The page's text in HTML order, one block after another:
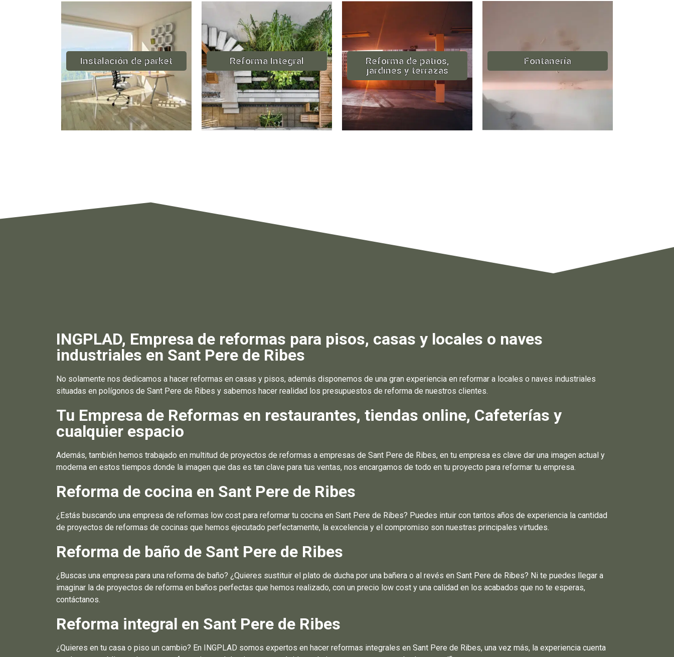
Instalación de parket Reforma Integral
Reforma de patios,
jardines y terrazas
Fontanería
INGPLAD, Empresa de reformas para pisos, casas y locales o naves
industriales en Sant Pere de Ribes
No solamente nos dedicamos a hacer reformas en casas y pisos, además disponemos de una gran experiencia en reformar a locales o naves industriales
situadas en polígonos de Sant Pere de Ribes y sabemos hacer realidad los presupuestos de reforma de nuestros clientes.
Tu Empresa de Reformas en restaurantes, tiendas online, Cafeterías y
cualquier espacio
Además, también hemos trabajado en multitud de proyectos de reformas a empresas de Sant Pere de Ribes, en tu empresa es clave dar una imagen actual y
moderna en estos tiempos donde la imagen que das es tan clave para tus ventas, nos encargamos de todo en tu proyecto para reformar tu empresa.
Reforma de cocina en Sant Pere de Ribes
¿Estás buscando una empresa de reformas low cost para reformar tu cocina en Sant Pere de Ribes? Puedes intuir con tantos años de experiencia la cantidad
de proyectos de reformas de cocinas que hemos ejecutado perfectamente, la excelencia y el compromiso son nuestras principales virtudes.
Reforma de baño de Sant Pere de Ribes
¿Buscas una empresa para una reforma de baño? ¿Quieres sustituir el plato de ducha por una bañera o al revés en Sant Pere de Ribes? Ni te puedes llegar a
imaginar la de proyectos de reforma en baños perfectas que hemos realizado, con un precio low cost y una calidad en los acabados que no te esperas,
contáctanos.
Reforma integral en Sant Pere de Ribes
¿Quieres en tu casa o piso un cambio? En INGPLAD somos expertos en hacer reformas integrales en Sant Pere de Ribes, una vez más, la experiencia cuenta